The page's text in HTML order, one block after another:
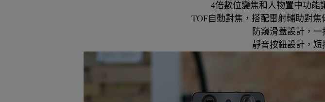
4倍數位變焦和人物置中功能
TOF自動對焦，搭配雷射輔助對
防窺滑蓋設計，一
靜音按鈕設計，短